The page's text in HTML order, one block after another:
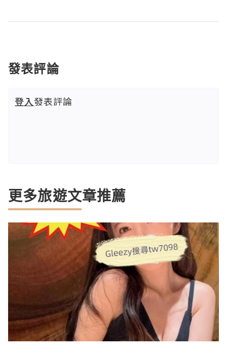
發表評論
登入發表評論
更多旅遊文章推薦